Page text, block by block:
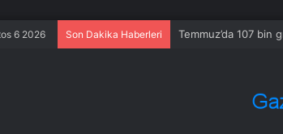
6 2026 Son Dakika Haberleri Temmuz’da 107 bin